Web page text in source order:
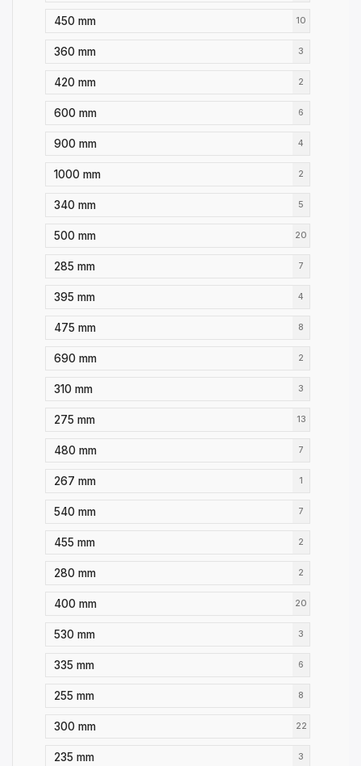
450 mm 10
360 mm 3
420 mm 2
600 mm 6
900 mm 4
1000 mm 2
340 mm 5
500 mm 20
285 mm 7
395 mm 4
475 mm 8
690 mm 2
310 mm 3
275 mm 13
480 mm 7
267 mm 1
540 mm 7
455 mm 2
280 mm 2
400 mm 20
530 mm 3
335 mm 6
255 mm 8
300 mm 22
235 mm 3